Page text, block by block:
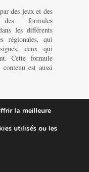
des jeux et des
formules
les différents
régionales, qui
ceux qui
Cette formule
est aussi
sons et
: c’est
la congruence
associant et
la meilleure
utilisés ou les